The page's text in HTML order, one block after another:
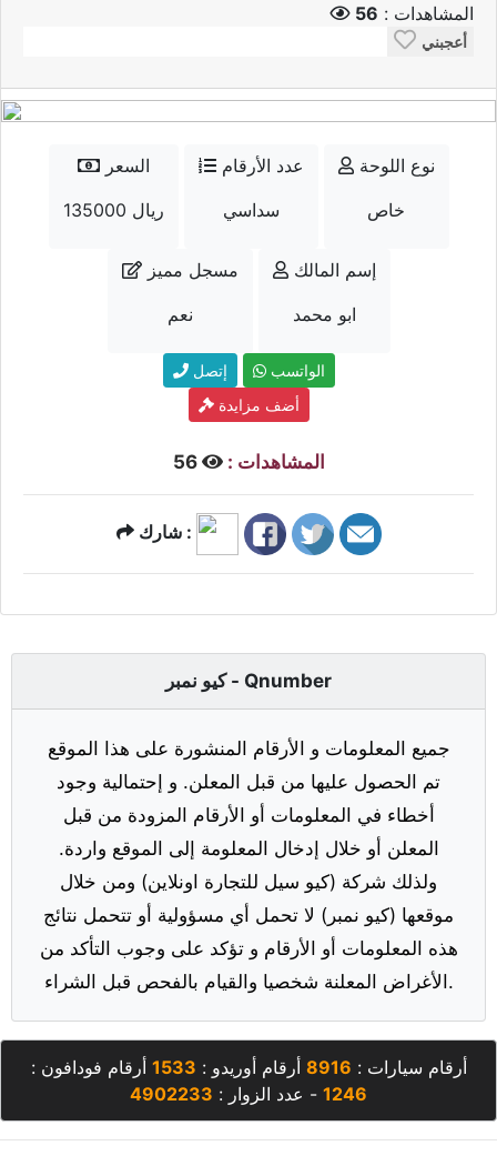
المشاهدات : 56
أعجبني
السعر
135000 ريال
عدد الأرقام
سداسي
نوع اللوحة
خاص
مسجل مميز
نعم
إسم المالك
ابو محمد
إتصل
الواتسب
أضف مزايدة
المشاهدات : 56
شارك :
كيو نمبر - Qnumber
جميع المعلومات و الأرقام المنشورة على هذا الموقع
تم الحصول عليها من قبل المعلن. و إحتمالية وجود
أخطاء في المعلومات أو الأرقام المزودة من قبل
المعلن أو خلال إدخال المعلومة إلى الموقع واردة.
ولذلك شركة (كيو سيل للتجارة اونلاين) ومن خلال
موقعها (كيو نمبر) لا تحمل أي مسؤولية أو تتحمل نتائج
هذه المعلومات أو الأرقام و تؤكد على وجوب التأكد من
الأغراض المعلنة شخصيا والقيام بالفحص قبل الشراء.
أرقام سيارات : 8916 أرقام أوريدو : 1533 أرقام فودافون :
1246 - عدد الزوار : 4902233